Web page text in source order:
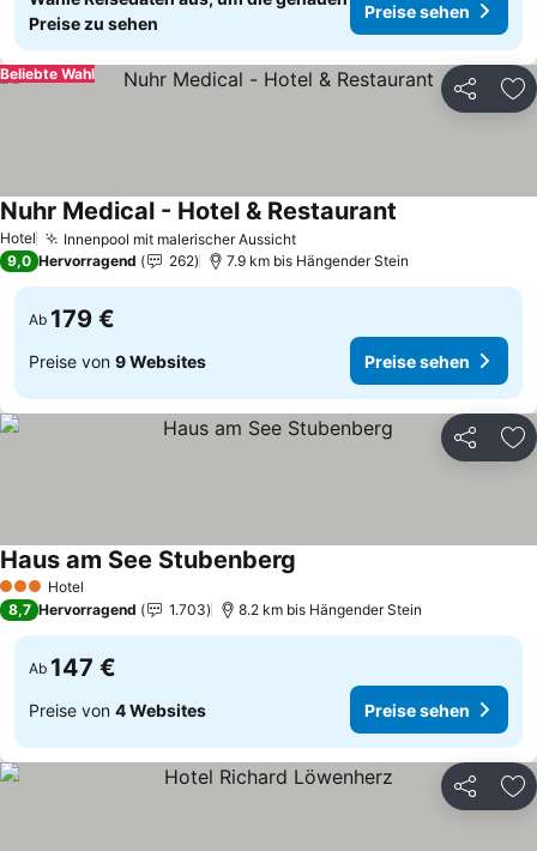
Preise zu sehen
Preise sehen
Teilen
Beliebte Wahl
Hotel Innenpool mit malerischer AussichtPreise sehen
Nuhr Medical - Hotel & Restaurant
9,0 Hervorragend 262 7.9 km bis Hängender Stein
Ab 179 €
Preise von 9 Websites Preise sehen
Teilen
3 SterneHotel
Haus am See Stubenberg
8,7 Hervorragend 1.703 8.2 km bis Hängender Stein
Ab 147 €
Preise von 4 Websites Preise sehen
Teilen